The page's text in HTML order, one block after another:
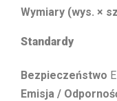
Wymiary (wys. ×
Standardy
Bezpieczeństwo
Emisja /